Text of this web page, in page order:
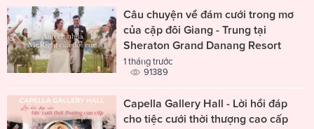
Câu chuyện về đám cưới trong mơ
của cặp đôi Giang - Trung tại
Sheraton Grand Danang Resort
1 tháng trước
91389
Capella Gallery Hall - Lời hồi đáp
cho tiệc cưới thời thượng cao cấp